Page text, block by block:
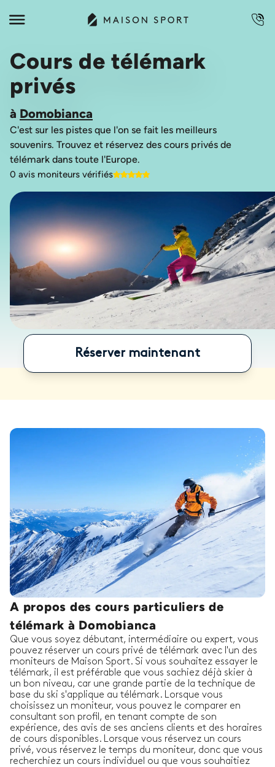
Cours de télémark
privés
à Domobianca
C'est sur les pistes que l'on se fait les meilleurs
souvenirs. Trouvez et réservez des cours privés de
0 avis moniteurs vérifiés
Réserver maintenant
A propos des cours particuliers de
télémark à Domobianca
Que vous soyez débutant, intermédiaire ou expert, vous
pouvez réserver un cours privé de télémark avec l'un des
moniteurs de Maison Sport. Si vous souhaitez essayer le
télémark, il est préférable que vous sachiez déjà skier à
un bon niveau, car une grande partie de la technique de
base du ski s'applique au télémark. Lorsque vous
choisissez un moniteur, vous pouvez le comparer en
consultant son profil, en tenant compte de son
expérience, des avis de ses anciens clients et des horaires
de cours disponibles. Lorsque vous réservez un cours
privé, vous réservez le temps du moniteur, donc que vous
recherchiez un cours individuel ou que vous souhaitiez